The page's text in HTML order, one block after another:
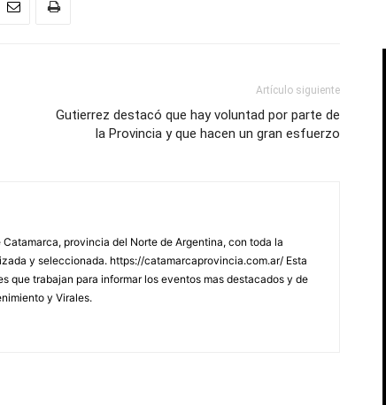
Artículo siguiente
Gutierrez destacó que hay voluntad por parte de
la Provincia y que hacen un gran esfuerzo
provincia del Norte de Argentina, con toda la
y seleccionada. https://catamarcaprovincia.com.ar/ Esta
que trabajan para informar los eventos mas destacados y de
y Virales.